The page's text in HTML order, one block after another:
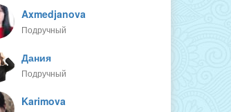
Axmedjanova
Подручный
Дания
Подручный
Karimova